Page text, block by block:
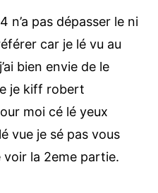
n’a pas dépasser le ni
car je lé vu au
bien envie de le
je kiff robert
moi cé lé yeux
vue je sé pas vous
voir la 2eme partie.